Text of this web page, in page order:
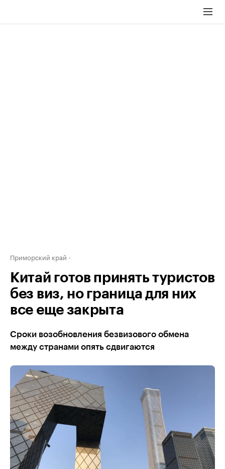
Приморский край
Китай готов принять туристов
без виз, но граница для них
все еще закрыта
Сроки возобновления безвизового обмена
между странами опять сдвигаются